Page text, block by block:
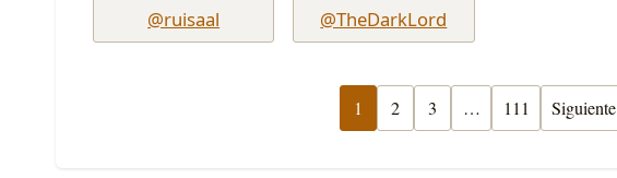
@ruisaal @TheDarkLord
1 2 3 … 111 Siguiente